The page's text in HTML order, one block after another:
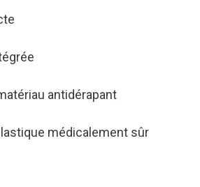
antidérapant
médicalement sûr